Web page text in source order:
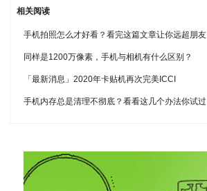
相关阅读
手机拍照怎么才好看？看完这篇文章让你远超朋友
同样是1200万像素，手机与相机有什么区别？
「最新消息」2020年卡贴机再次完美ICCI
手机内存总是清理不彻底？看看这几个办法你试过